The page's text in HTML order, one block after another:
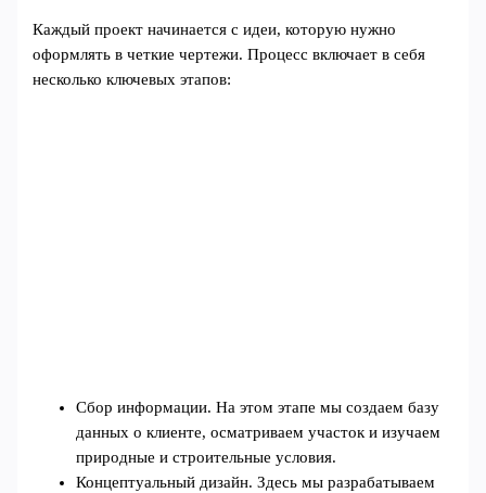
Каждый проект начинается с идеи, которую нужно
оформлять в четкие чертежи. Процесс включает в себя
несколько ключевых этапов:
Сбор информации. На этом этапе мы создаем базу
данных о клиенте, осматриваем участок и изучаем
природные и строительные условия.
Концептуальный дизайн. Здесь мы разрабатываем